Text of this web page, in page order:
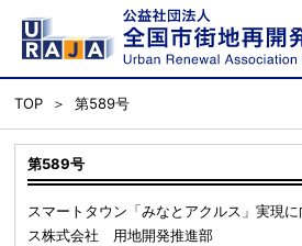
TOP 第589号
第589号
スマートタウン「みなとアクルス」実現
ス株式会社 用地開発推進部